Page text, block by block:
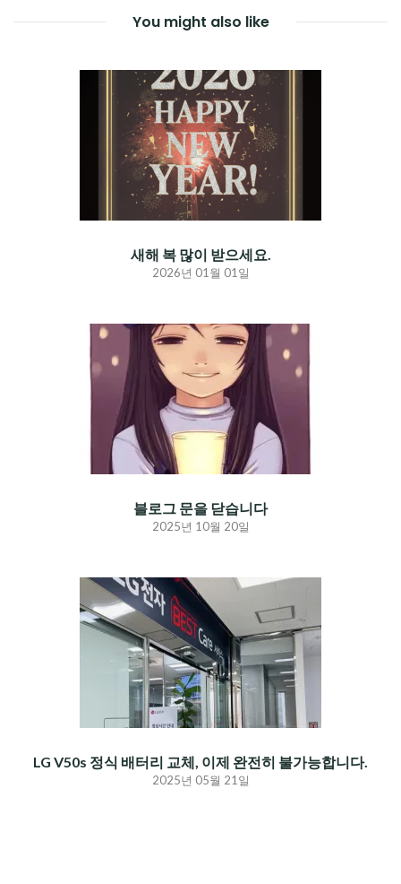
You might also like
새해 복 많이 받으세요.
2026년 01월 01일
블로그 문을 닫습니다
2025년 10월 20일
LG V50s 정식 배터리 교체, 이제 완전히 불가능합니다.
2025년 05월 21일